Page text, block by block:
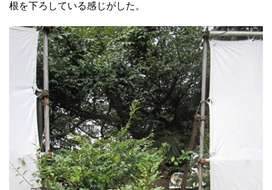
根を下ろしている感じがした。